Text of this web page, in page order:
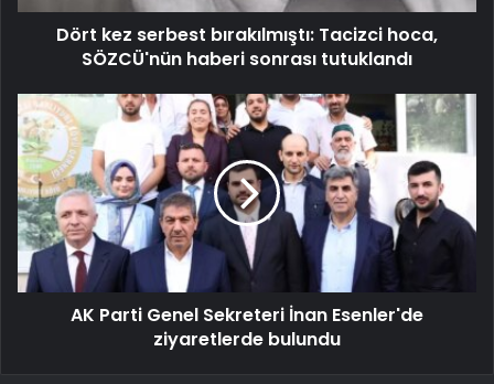
Dört kez serbest bırakılmıştı: Tacizci hoca,
SÖZCÜ'nün haberi sonrası tutuklandı
AK Parti Genel Sekreteri İnan Esenler'de
ziyaretlerde bulundu